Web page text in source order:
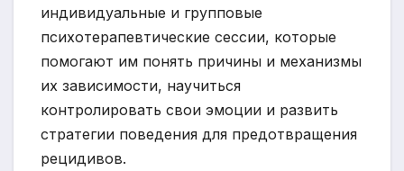
индивидуальные и групповые
психотерапевтические сессии, которые
помогают им понять причины и механизмы
их зависимости, научиться
контролировать свои эмоции и развить
стратегии поведения для предотвращения
рецидивов.